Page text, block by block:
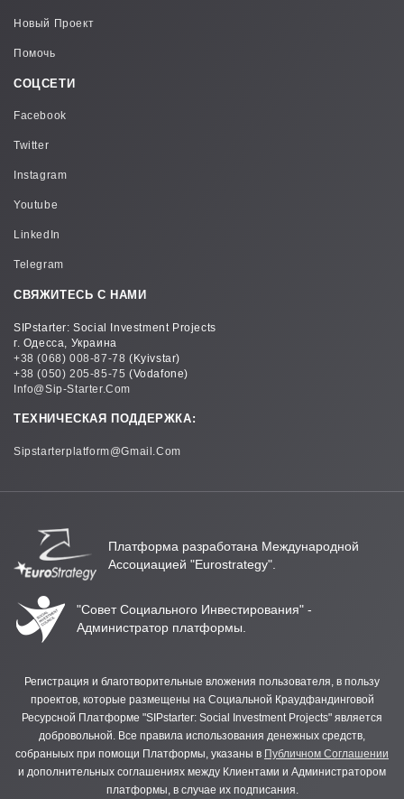
Новый Проект
Помочь
СОЦСЕТИ
Facebook
Twitter
Instagram
Youtube
LinkedIn
Telegram
СВЯЖИТЕСЬ С НАМИ
SIPstarter: Social Investment Projects
г. Одесса, Украина
+38 (068) 008-87-78 (Kyivstar)
+38 (050) 205-85-75 (Vodafone)
Info@sip-Starter.com
ТЕХНИЧЕСКАЯ ПОДДЕРЖКА:
Sipstarterplatform@gmail.com
Платформа разработана Международной
Ассоциацией "Eurostrategy".
"Совет Социального Инвестирования" -
Администратор платформы.
Регистрация и благотворительные вложения пользователя, в пользу
проектов, которые размещены на Социальной Краудфандинговой
Ресурсной Платформе "SIPstarter: Social Investment Projects" является
добровольной. Все правила использования денежных средств,
собраныых при помощи Платформы, указаны в Публичном Соглашении
и дополнительных соглашениях между Клиентами и Администратором
платформы, в случае их подписания.